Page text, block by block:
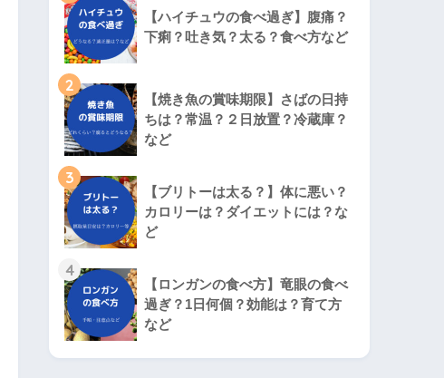
【ハイチュウの食べ過ぎ】腹痛？
下痢？吐き気？太る？食べ方など
2
【焼き魚の賞味期限】さばの日持
ちは？常温？２日放置？冷蔵庫？
など
3
【ブリトーは太る？】体に悪い？
カロリーは？ダイエットには？な
ど
4
【ロンガンの食べ方】竜眼の食べ
過ぎ？1日何個？効能は？育て方
など